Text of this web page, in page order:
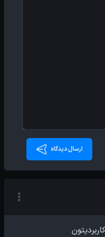
ارسال دیدگاه